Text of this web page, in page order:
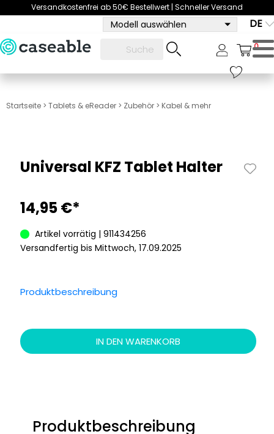
Versandkostenfrei ab 50€ Bestellwert | Schneller Versand
DE
Modell auswählen
0
Startseite > Tablets & eReader > Zubehör > Kabel & mehr
Universal KFZ Tablet Halter
14,95 €*
Artikel vorrätig | 911434256
Versandfertig bis Mittwoch, 17.09.2025
Produktbeschreibung
IN DEN WARENKORB
Produktbeschreibung